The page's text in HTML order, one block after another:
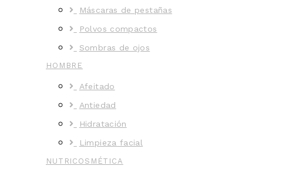
Máscaras de pestañas
Polvos compactos
Sombras de ojos
HOMBRE
Afeitado
Antiedad
Hidratación
Limpieza facial
NUTRICOSMÉTICA